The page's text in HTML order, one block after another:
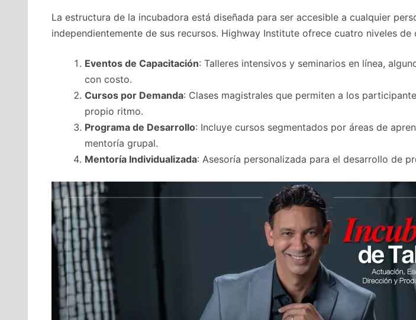
La estructura de la incubadora está diseñada para ser accesible a cualquier
independientemente de sus recursos. Highway Institute ofrece cuatro niveles de
Eventos de Capacitación: Talleres intensivos y seminarios en línea,
con costo.
Cursos por Demanda: Clases magistrales que permiten a los
propio ritmo.
Programa de Desarrollo: Incluye cursos segmentados por áreas de
mentoría grupal.
Mentoría Individualizada: Asesoría personalizada para el desarrollo de